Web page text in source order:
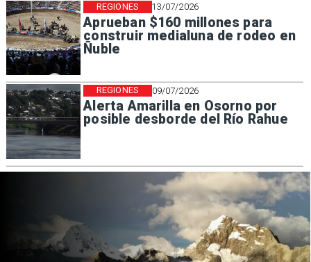
13/07/2026
Aprueban $160 millones para
construir medialuna de rodeo en
Ñuble
REGIONES
09/07/2026
Alerta Amarilla en Osorno por
posible desborde del Río Rahue
REGIONES